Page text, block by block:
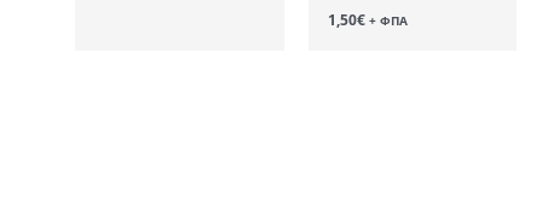
1,50€ + ΦΠΑ